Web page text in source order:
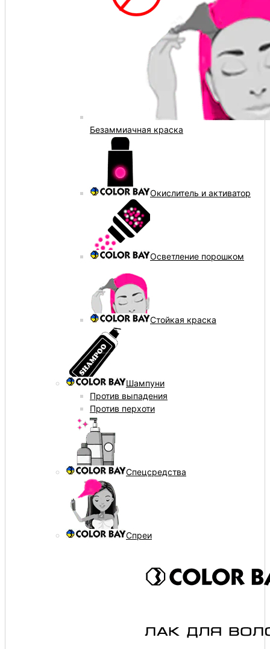
Безаммиачная краска
Окислитель и активатор
Осветление порошком
Стойкая краска
Шампуни
Против выпадения
Против перхоти
Спецсредства
Спреи